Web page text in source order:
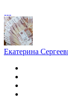
Екатерина